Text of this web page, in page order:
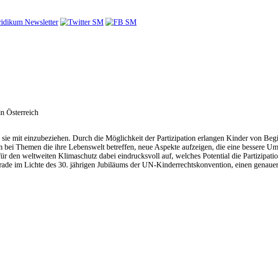
Österreich
mit einzubeziehen. Durch die Möglichkeit der Partizipation erlangen Kinder von
Themen die ihre Lebenswelt betreffen, neue Aspekte aufzeigen, die eine bessere
den weltweiten Klimaschutz dabei eindrucksvoll auf, welches Potential die
im Lichte des 30. jährigen Jubiläums der UN-Kinderrechtskonvention, einen